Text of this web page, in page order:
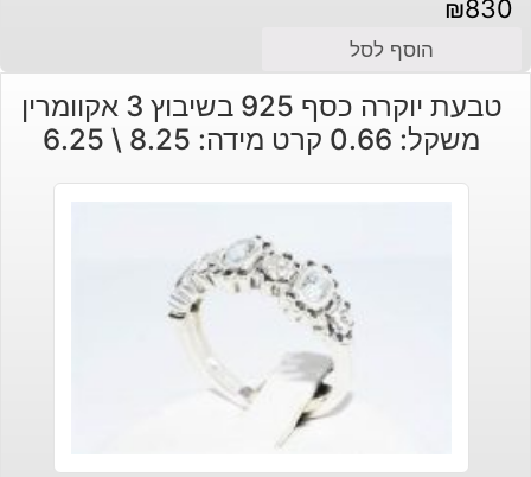
₪830
הוסף לסל
טבעת יוקרה כסף 925 בשיבוץ 3 אקוומרין
משקל: 0.66 קרט מידה: 8.25 \ 6.25